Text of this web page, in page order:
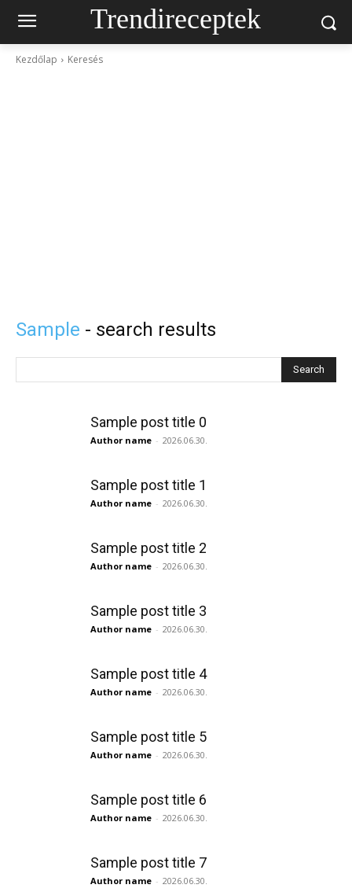
Trendireceptek
Kezdőlap Keresés
Sample - search results
Search
Sample post title 0
Author name - 2026.06.30.
Sample post title 1
Author name - 2026.06.30.
Sample post title 2
Author name - 2026.06.30.
Sample post title 3
Author name - 2026.06.30.
Sample post title 4
Author name - 2026.06.30.
Sample post title 5
Author name - 2026.06.30.
Sample post title 6
Author name - 2026.06.30.
Sample post title 7
Author name - 2026.06.30.